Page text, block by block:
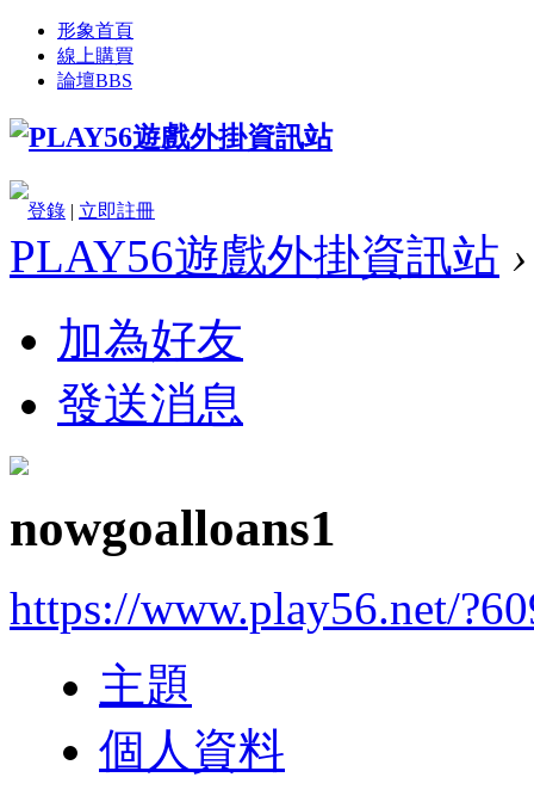
形象首頁
線上購買
論壇BBS
登錄 | 立即註冊
PLAY56遊戲外掛資訊站 ›
加為好友
發送消息
nowgoalloans1
https://www.play56.net/
主題
個人資料